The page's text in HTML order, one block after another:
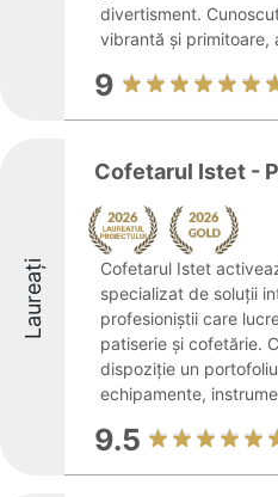
divertisment.
vibrantă și primitoare,
9
Laureați
Cofetarul Istet -
Cofetarul Istet
specializat de soluții
profesioniștii care
patiserie și cofetărie.
dispoziție un
echipamente,
9.5